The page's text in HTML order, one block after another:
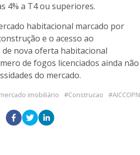
4% a T4 ou superiores.
habitacional marcado por
e o acesso ao
nova oferta habitacional
de fogos licenciados ainda não
do mercado.
mercado imobiliário Construcao AICCOPN